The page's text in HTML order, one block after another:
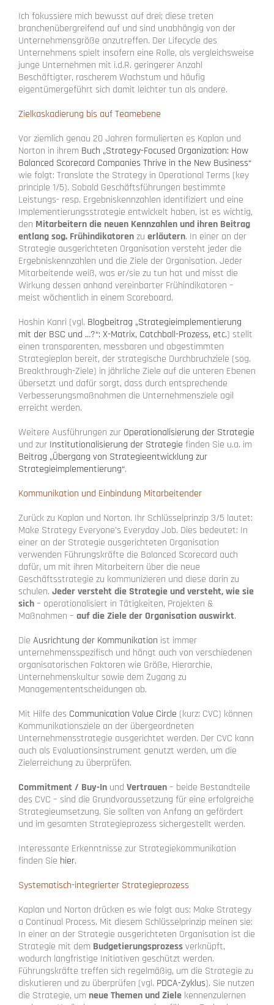
Ich fokussiere mich bewusst auf drei; diese treten
branchenübergreifend auf und sind unabhängig von der
Unternehmensgröße anzutreffen. Der Lifecycle des
Unternehmens spielt insofern eine Rolle, als vergleichsweise
junge Unternehmen mit i.d.R. geringerer Anzahl
Beschäftigter, rascherem Wachstum und häufig
eigentümergeführt sich damit leichter tun als andere.
Zielkaskadierung bis auf Teamebene
Vor ziemlich genau 20 Jahren formulierten es Kaplan und
Norton in ihrem Buch „Strategy-Focused Organization: How
Balanced Scorecard Companies Thrive in the New Business“
wie folgt: Translate the Strategy in Operational Terms (key
principle 1/5). Sobald Geschäftsführungen bestimmte
Leistungs- resp. Ergebniskennzahlen identifiziert und eine
Implementierungsstrategie entwickelt haben, ist es wichtig,
den Mitarbeitern die neuen Kennzahlenund ihren Beitrag
entlang sog. Frühindikatorenzu erläutern. In einer an der
Strategie ausgerichteten Organisation versteht jeder die
Ergebniskennzahlen und die Ziele der Organisation. Jeder
Mitarbeitende weiß, was er/sie zu tun hat und misst die
Wirkung dessen anhand vereinbarter Frühindikatoren –
meist wöchentlich in einem Scoreboard.
Hoshin Kanri (vgl. Blogbeitrag „Strategieimplementierung
mit der BSC und …?“: X-Matrix, Catchball-Prozess, etc.) stellt
einen transparenten, messbaren und abgestimmten
Strategieplan bereit, der strategische Durchbruchziele (sog.
Breakthrough-Ziele) in jährliche Ziele auf die unteren Ebenen
übersetzt und dafür sorgt, dass durch entsprechende
Verbesserungsmaßnahmen die Unternehmensziele agil
erreicht werden.
Weitere Ausführungen zur Operationalisierung der Strategie
und zur Institutionalisierung der Strategie finden Sie u.a. im
Beitrag „Übergang von Strategieentwicklung zur
Strategieimplementierung“.
Kommunikation und Einbindung Mitarbeitender
Zurück zu Kaplan und Norton. Ihr Schlüsselprinzip 3/5 lautet:
Make Strategy Everyone’s Everyday Job. Dies bedeutet: In
einer an der Strategie ausgerichteten Organisation
verwenden Führungskräfte die Balanced Scorecard auch
dafür, um mit ihren Mitarbeitern über die neue
Geschäftsstrategie zu kommunizieren und diese darin zu
schulen. Jeder versteht die Strategie und versteht, wie sie
sich– operationalisiert in Tätigkeiten, Projekten &
Maßnahmen – auf die Ziele der Organisation auswirkt.
Die Ausrichtung der Kommunikation ist immer
unternehmensspezifisch und hängt auch von verschiedenen
organisatorischen Faktoren wie Größe, Hierarchie,
Unternehmenskultur sowie dem Zugang zu
Managemententscheidungen ab.
Mit Hilfe des Communication Value Circle (kurz: CVC) können
Kommunikationsziele an der übergeordneten
Unternehmensstrategie ausgerichtet werden. Der CVC kann
auch als Evaluationsinstrument genutzt werden, um die
Zielerreichung zu überprüfen.
Commitment / Buy-In und Vertrauen– beide Bestandteile
des CVC – sind die Grundvoraussetzung für eine erfolgreiche
Strategieumsetzung. Sie sollten von Anfang an gefördert
und im gesamten Strategieprozess sichergestellt werden.
Interessante Erkenntnisse zur Strategiekommunikation
finden Sie hier.
Systematisch-integrierter Strategieprozess
Kaplan und Norton drücken es wie folgt aus: Make Strategy
a Continual Process. Mit diesem Schlüsselprinzip meinen sie:
In einer an der Strategie ausgerichteten Organisation ist die
Strategie mit dem Budgetierungsprozessverknüpft,
wodurch langfristige Initiativen geschützt werden.
Führungskräfte treffen sich regelmäßig, um die Strategie zu
diskutieren und zu überprüfen (vgl. PDCA-Zyklus). Sie nutzen
die Strategie, um neue Themen und Ziele kennenzulernen